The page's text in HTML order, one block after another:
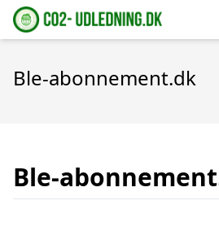
Ble-abonnement.dk
Ble-